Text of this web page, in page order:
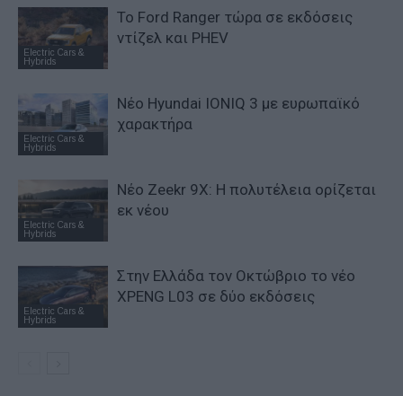
Electric Cars &
Hybrids
Το Ford Ranger τώρα σε εκδόσεις
ντίζελ και PHEV
Electric Cars &
Hybrids
Νέο Hyundai IONIQ 3 με ευρωπαϊκό
χαρακτήρα
Electric Cars &
Hybrids
Νέο Zeekr 9X: Η πολυτέλεια ορίζεται
εκ νέου
Electric Cars &
Hybrids
Στην Ελλάδα τον Οκτώβριο το νέο
XPENG L03 σε δύο εκδόσεις